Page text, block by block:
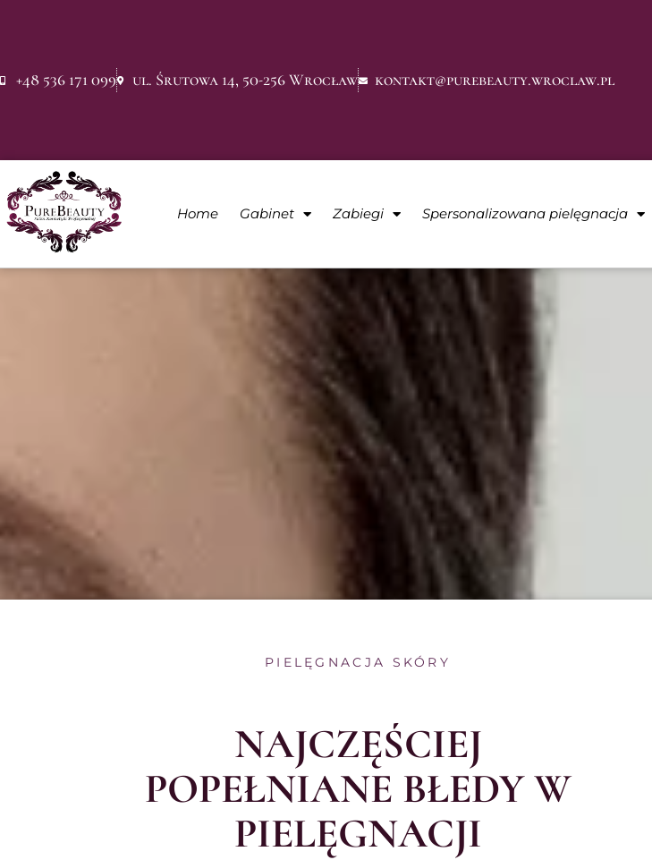
+48 536 171 099 ul. Śrutowa 14, 50-256 Wrocław kontakt@purebeauty.wroclaw.pl
Home Gabinet Zabiegi Spersonalizowana pielęgnacja
PIELĘGNACJA SKÓRY
NAJCZĘŚCIEJ
POPEŁNIANE BŁEDY W
PIELĘGNACJI